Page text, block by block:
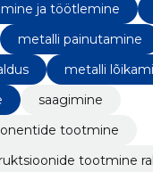
ja töötlemine
metalli painutamine
metalli
saagimine
tootmine
tootmine